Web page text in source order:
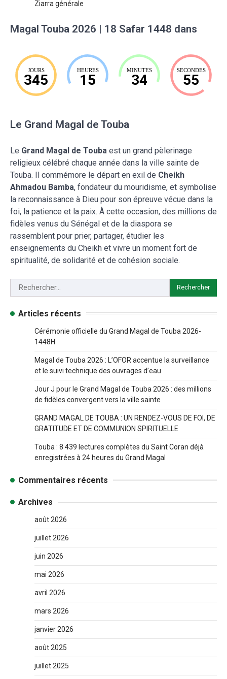
Ziarra générale
Magal Touba 2026 | 18 Safar 1448 dans
JOURS
345
HEURES
15
MINUTES
34
SECONDES
54
Le Grand Magal de Touba
Le Grand Magal de Touba est un grand pèlerinage
religieux célébré chaque année dans la ville sainte de
Touba. Il commémore le départ en exil de Cheikh
Ahmadou Bamba, fondateur du mouridisme, et symbolise
la reconnaissance à Dieu pour son épreuve vécue dans la
foi, la patience et la paix. À cette occasion, des millions de
fidèles venus du Sénégal et de la diaspora se
rassemblent pour prier, partager, étudier les
enseignements du Cheikh et vivre un moment fort de
spiritualité, de solidarité et de cohésion sociale.
Articles récents
Cérémonie officielle du Grand Magal de Touba 2026-
1448H
Magal de Touba 2026 : L’OFOR accentue la surveillance
et le suivi technique des ouvrages d’eau
Jour J pour le Grand Magal de Touba 2026 : des millions
de fidèles convergent vers la ville sainte
GRAND MAGAL DE TOUBA : UN RENDEZ-VOUS DE FOI, DE
GRATITUDE ET DE COMMUNION SPIRITUELLE
Touba : 8 439 lectures complètes du Saint Coran déjà
enregistrées à 24 heures du Grand Magal
Commentaires récents
Archives
août 2026
juillet 2026
juin 2026
mai 2026
avril 2026
mars 2026
janvier 2026
août 2025
juillet 2025